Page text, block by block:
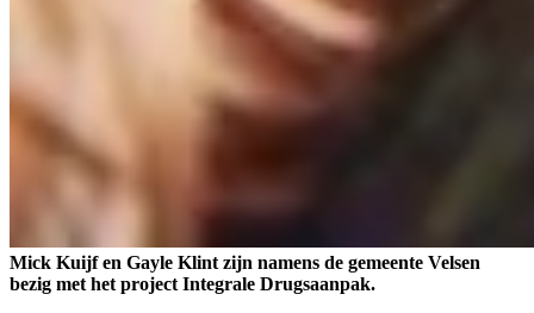
Mick Kuijf en Gayle Klint zijn namens de gemeente Velsen
bezig met het project Integrale Drugsaanpak.